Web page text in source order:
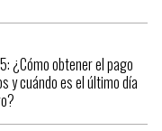
¿Cómo obtener el pago
y cuándo es el último día